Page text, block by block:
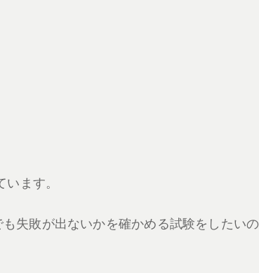
ます。
失敗が出ないかを確かめる試験をしたいの